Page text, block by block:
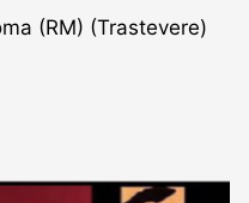
(RM) (Trastevere)